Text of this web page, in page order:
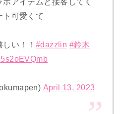
ト可愛くて
い！！ #dazzlin #鈴木
April 13, 2023